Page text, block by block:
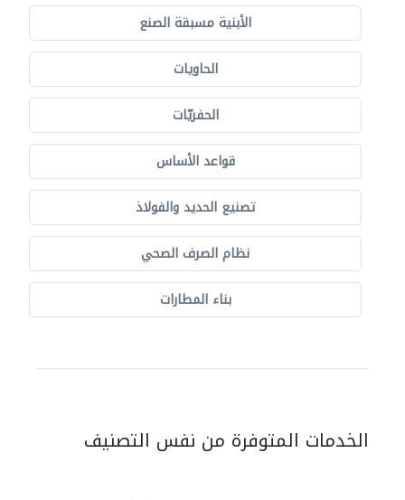
الأبنية مسبقة الصنع
الحاويات
الحفريّات
قواعد الأساس
تصنيع الحديد والفولاذ
نظام الصرف الصحي
بناء المطارات
الخدمات المتوفرة من نفس التصنيف